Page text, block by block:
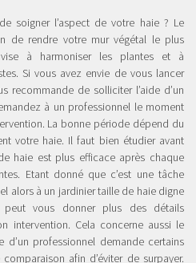
soigner l’aspect de votre haie ? Le
de rendre votre mur végétal le plus
vise à harmoniser les plantes et à
Si vous avez envie de vous lancer
recommande de solliciter l’aide d’un
à un professionnel le moment
La bonne période dépend du
votre haie. Il faut bien étudier avant
haie est plus efficace après chaque
Etant donné que c’est une tâche
alors à un jardinier taille de haie digne
vous donner plus des détails
intervention. Cela concerne aussi le
professionnel demande certains
afin d’éviter de surpayer.